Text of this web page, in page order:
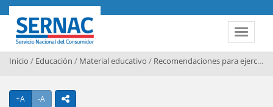
Contenido principal
Toggle
SERNAC
Inicio / Educación / Material educativo / Recomendaciones para ejercer sus derechos
+A Agrandar texto
-A Achicar textoicono compartir